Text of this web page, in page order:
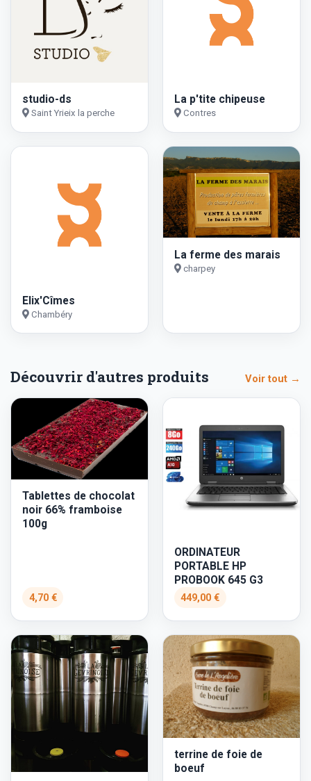
studio-ds
Saint Yrieix la perche
La p'tite chipeuse
Contres
Elix'Cîmes
Chambéry
La ferme des marais
charpey
Découvrir d'autres produits Voir tout →
Tablettes de chocolat
noir 66% framboise
100g
4,70 €
ORDINATEUR
PORTABLE HP
PROBOOK 645 G3
449,00 €
terrine de foie de
boeuf